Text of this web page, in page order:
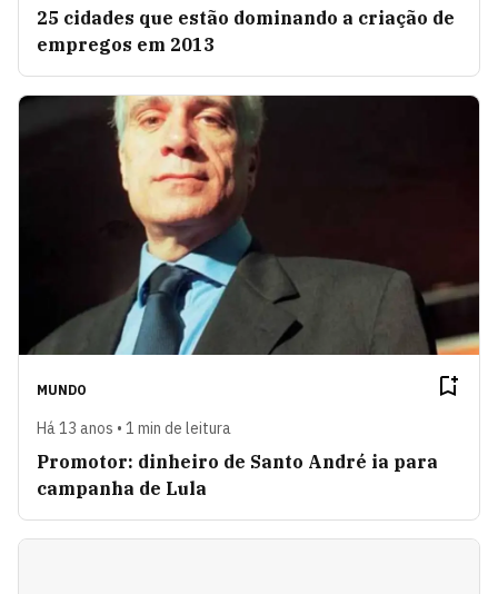
25 cidades que estão dominando a criação de
empregos em 2013
MUNDO
Há 13 anos • 1 min de leitura
Promotor: dinheiro de Santo André ia para
campanha de Lula